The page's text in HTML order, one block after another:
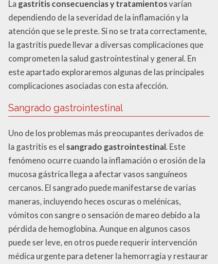
La gastritis consecuencias y tratamientosvarían
dependiendo de la severidad de la inflamación y la
atención que se le preste. Si no se trata correctamente,
la gastritis puede llevar a diversas complicaciones que
comprometen la salud gastrointestinal y general. En
este apartado exploraremos algunas de las principales
complicaciones asociadas con esta afección.
Sangrado gastrointestinal
Uno de los problemas más preocupantes derivados de
la gastritis es el sangrado gastrointestinal. Este
fenómeno ocurre cuando la inflamación o erosión de la
mucosa gástrica llega a afectar vasos sanguíneos
cercanos. El sangrado puede manifestarse de varias
maneras, incluyendo heces oscuras o melénicas,
vómitos con sangre o sensación de mareo debido a la
pérdida de hemoglobina. Aunque en algunos casos
puede ser leve, en otros puede requerir intervención
médica urgente para detener la hemorragia y restaurar